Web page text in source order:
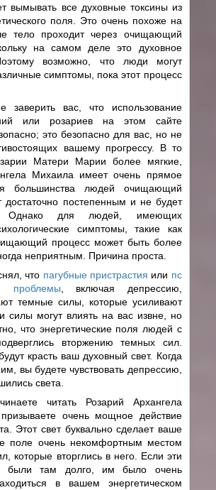
вымывать все духовные токсины из
поля. Это очень похоже на
тело проходит через очищающий
на самом деле это духовное
возможно, что люди могут
симптомы, пока этот процесс
заверить вас, что использование
или розариев на этом сайте
это безопасно для вас, но не
вашему прогрессу. В то
Матери Марии более мягкие,
Михаила имеет очень прямое
большинства людей очищающий
достаточно постепенным и не будет
Однако для людей, имеющих
симптомы, такие как
процесс может быть более
неприятным. Причина проста.
что пагубные пристрастия или пс
проблемы , включая депрессию,
темные силы, которые усиливают
силы могут влиять на вас извне, но
что энергетические поля людей с
вторжению темных сил.
красть ваш духовный свет. Когда
вы будете чувствовать депрессию,
света.
читать Розарий Архангела
очень мощное действие
Этот свет буквально сделает ваше
поле очень некомфортным местом
которые вторглись в него. Если эти
были там долго, им было очень
в вашем энергетическом